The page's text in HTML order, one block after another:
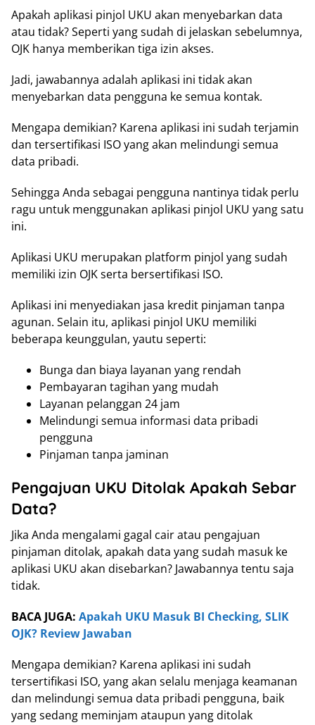
Apakah aplikasi pinjol UKU akan menyebarkan data
atau tidak? Seperti yang sudah di jelaskan sebelumnya,
OJK hanya memberikan tiga izin akses.
Jadi, jawabannya adalah aplikasi ini tidak akan
menyebarkan data pengguna ke semua kontak.
Mengapa demikian? Karena aplikasi ini sudah terjamin
dan tersertifikasi ISO yang akan melindungi semua
data pribadi.
Sehingga Anda sebagai pengguna nantinya tidak perlu
ragu untuk menggunakan aplikasi pinjol UKU yang satu
ini.
Aplikasi UKU merupakan platform pinjol yang sudah
memiliki izin OJK serta bersertifikasi ISO.
Aplikasi ini menyediakan jasa kredit pinjaman tanpa
agunan. Selain itu, aplikasi pinjol UKU memiliki
beberapa keunggulan, yautu seperti:
Bunga dan biaya layanan yang rendah
Pembayaran tagihan yang mudah
Layanan pelanggan 24 jam
Melindungi semua informasi data pribadi
pengguna
Pinjaman tanpa jaminan
Pengajuan UKU Ditolak Apakah Sebar
Data?
Jika Anda mengalami gagal cair atau pengajuan
pinjaman ditolak, apakah data yang sudah masuk ke
aplikasi UKU akan disebarkan? Jawabannya tentu saja
tidak.
BACA JUGA: Apakah UKU Masuk BI Checking, SLIK
OJK? Review Jawaban
Mengapa demikian? Karena aplikasi ini sudah
tersertifikasi ISO, yang akan selalu menjaga keamanan
dan melindungi semua data pribadi pengguna, baik
yang sedang meminjam ataupun yang ditolak